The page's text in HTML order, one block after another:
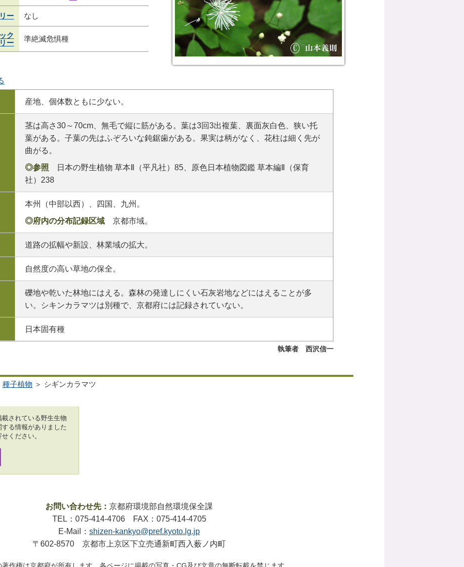
ー なし
ク
ー
準絶滅危惧種
産地、個体数ともに少ない。
茎は高さ30～70cm、無毛で縦に筋がある。葉は3回3出複葉、裏面灰白色、狭い托
葉がある。子葉の先はふぞろいな鈍鋸歯がある。果実は柄がなく、花柱は細く先が
曲がる。
◎参照 日本の野生植物 草本Ⅱ（平凡社）85、原色日本植物図鑑 草本編Ⅱ（保育
社）238
本州（中部以西）、四国、九州。
◎府内の分布記録区域 京都市域。
道路の拡幅や新設、林業域の拡大。
自然度の高い草地の保全。
礫地や乾いた林地にはえる。森林の発達しにくい石灰岩地などにはえることが多
い。シキンカラマツは別種で、京都府には記録されていない。
日本固有種
執筆者 西沢信一
種子植物 ＞ シギンカラマツ
されている野生生物
る情報がありました
ください。
お問い合わせ先： 京都府環境部自然環境保全課
TEL：075-414-4706 FAX：075-414-4705
E-Mail： shizen-kankyo@pref.kyoto.lg.jp
〒602-8570 京都市上京区下立売通新町西入薮ノ内町
作権は京都府が所有します。各ページに掲載の写真・CG及び文章の無断転載を禁じます。